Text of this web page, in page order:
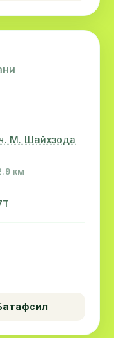
М. Шайхзода
км